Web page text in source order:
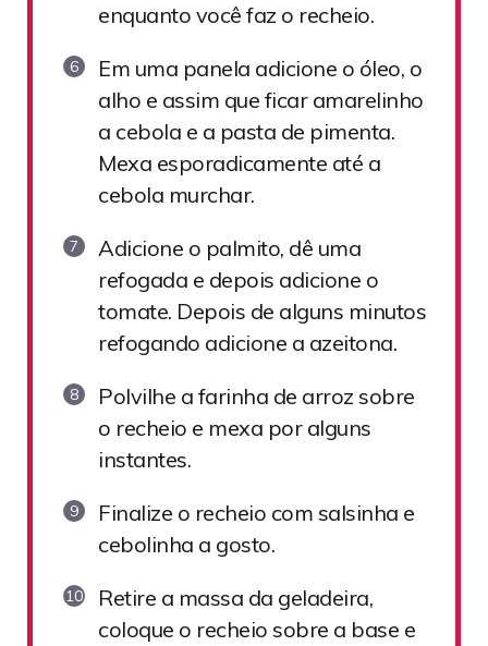
enquanto você faz o recheio.
Em uma panela adicione o óleo, o
alho e assim que ficar amarelinho
a cebola e a pasta de pimenta.
Mexa esporadicamente até a
cebola murchar.
Adicione o palmito, dê uma
refogada e depois adicione o
tomate. Depois de alguns minutos
refogando adicione a azeitona.
Polvilhe a farinha de arroz sobre
o recheio e mexa por alguns
instantes.
Finalize o recheio com salsinha e
cebolinha a gosto.
Retire a massa da geladeira,
coloque o recheio sobre a base e